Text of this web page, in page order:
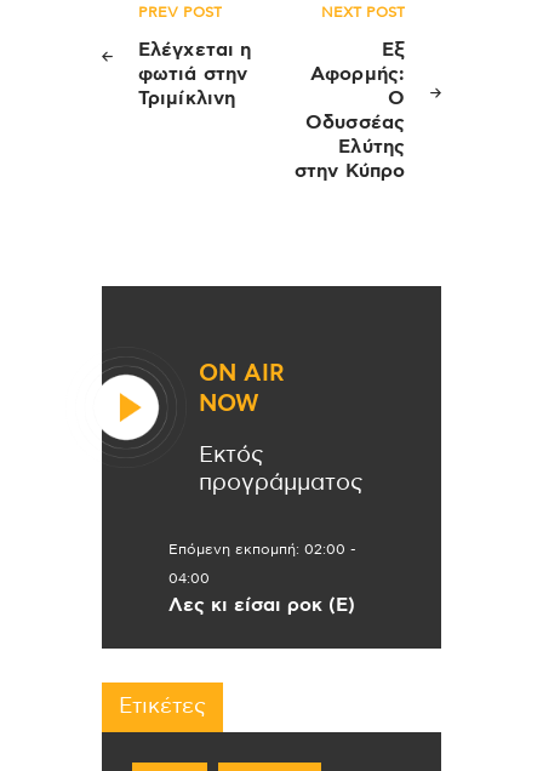
Πλοήγηση
άρθρων
PREV POST
Ελέγχεται η
φωτιά στην
Τριμίκλινη
NEXT POST
Εξ
Αφορμής:
Ο
Οδυσσέας
Ελύτης
στην Κύπρο
ON AIR
NOW
Εκτός
προγράμματος
Επόμενη εκπομπή: 02:00 -
04:00
Λες κι είσαι ροκ (Ε)
Ετικέτες